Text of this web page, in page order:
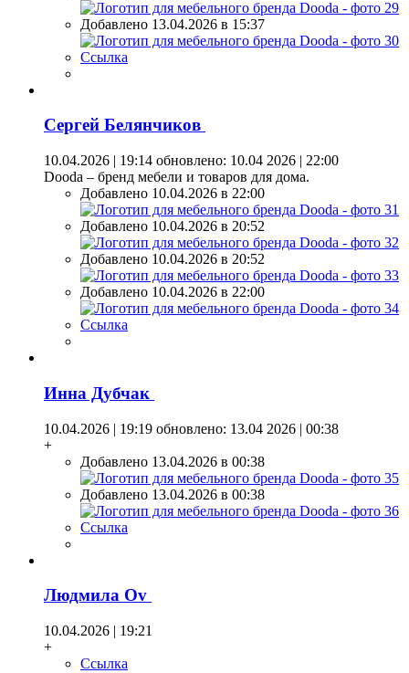
Добавлено 13.04.2026 в 15:37
Ссылка
Сергей Белянчиков
10.04.2026 | 19:14 обновлено: 10.04 2026 | 22:00
Dooda – бренд мебели и товаров для дома.
Добавлено 10.04.2026 в 22:00
Добавлено 10.04.2026 в 20:52
Добавлено 10.04.2026 в 20:52
Добавлено 10.04.2026 в 22:00
Ссылка
Инна Дубчак
10.04.2026 | 19:19 обновлено: 13.04 2026 | 00:38
+
Добавлено 13.04.2026 в 00:38
Добавлено 13.04.2026 в 00:38
Ссылка
Людмила Оv
10.04.2026 | 19:21
+
Ссылка